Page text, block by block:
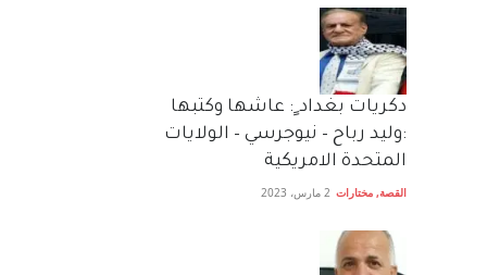
دكريات بغداد ٍ: عاشها وكتبها
:وليد رباح – نيوجرسي – الولايات
المتحدة الامريكية
القصة, مختارات 2 مارس، 2023